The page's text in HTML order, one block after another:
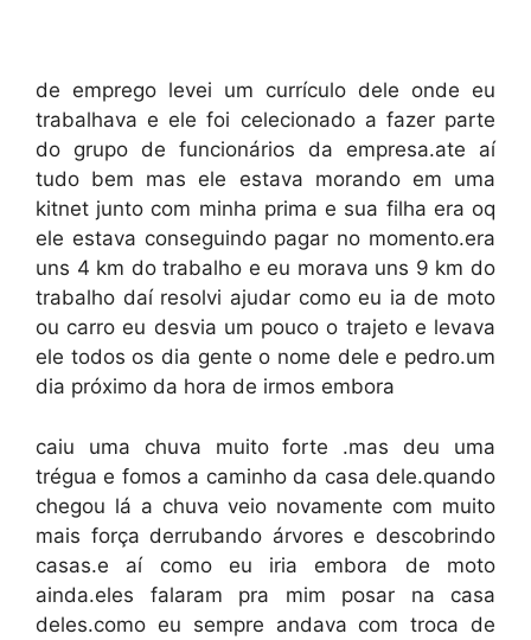
de emprego levei um currículo dele onde eu
trabalhava e ele foi celecionado a fazer parte
do grupo de funcionários da empresa.ate aí
tudo bem mas ele estava morando em uma
kitnet junto com minha prima e sua filha era oq
ele estava conseguindo pagar no momento.era
uns 4 km do trabalho e eu morava uns 9 km do
trabalho daí resolvi ajudar como eu ia de moto
ou carro eu desvia um pouco o trajeto e levava
ele todos os dia gente o nome dele e pedro.um
dia próximo da hora de irmos embora
caiu uma chuva muito forte .mas deu uma
trégua e fomos a caminho da casa dele.quando
chegou lá a chuva veio novamente com muito
mais força derrubando árvores e descobrindo
casas.e aí como eu iria embora de moto
ainda.eles falaram pra mim posar na casa
deles.como eu sempre andava com troca de